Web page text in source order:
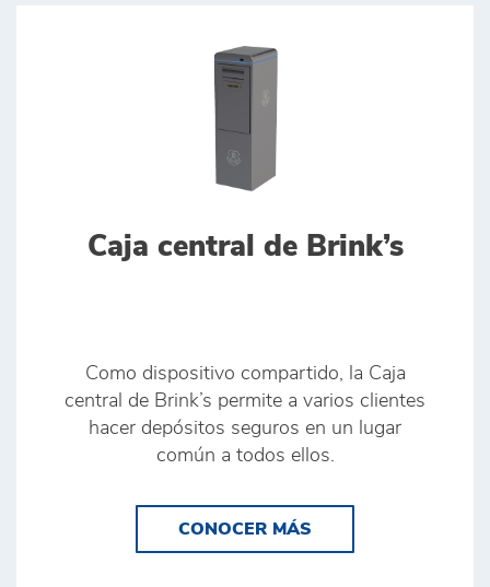
Caja central de Brink’s
Como dispositivo compartido, la Caja
central de Brink’s permite a varios clientes
hacer depósitos seguros en un lugar
común a todos ellos.
CONOCER MÁS